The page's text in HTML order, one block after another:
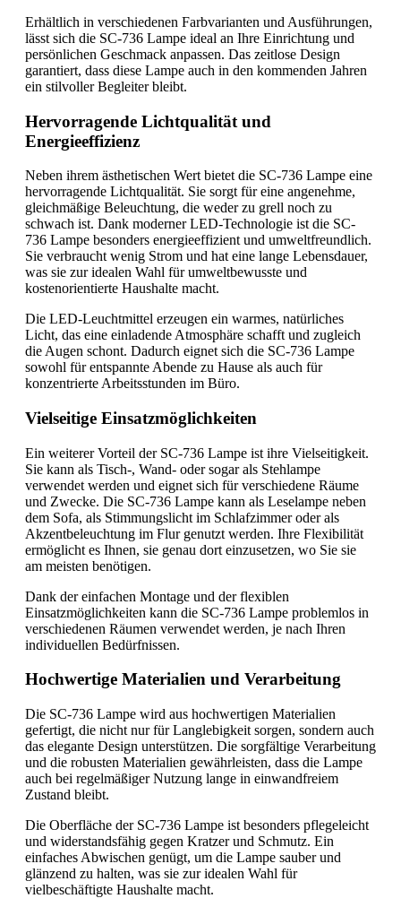
Erhältlich in verschiedenen Farbvarianten und Ausführungen,
lässt sich die SC-736 Lampe ideal an Ihre Einrichtung und
persönlichen Geschmack anpassen. Das zeitlose Design
garantiert, dass diese Lampe auch in den kommenden Jahren
ein stilvoller Begleiter bleibt.
Hervorragende Lichtqualität und
Energieeffizienz
Neben ihrem ästhetischen Wert bietet die SC-736 Lampe eine
hervorragende Lichtqualität. Sie sorgt für eine angenehme,
gleichmäßige Beleuchtung, die weder zu grell noch zu
schwach ist. Dank moderner LED-Technologie ist die SC-
736 Lampe besonders energieeffizient und umweltfreundlich.
Sie verbraucht wenig Strom und hat eine lange Lebensdauer,
was sie zur idealen Wahl für umweltbewusste und
kostenorientierte Haushalte macht.
Die LED-Leuchtmittel erzeugen ein warmes, natürliches
Licht, das eine einladende Atmosphäre schafft und zugleich
die Augen schont. Dadurch eignet sich die SC-736 Lampe
sowohl für entspannte Abende zu Hause als auch für
konzentrierte Arbeitsstunden im Büro.
Vielseitige Einsatzmöglichkeiten
Ein weiterer Vorteil der SC-736 Lampe ist ihre Vielseitigkeit.
Sie kann als Tisch-, Wand- oder sogar als Stehlampe
verwendet werden und eignet sich für verschiedene Räume
und Zwecke. Die SC-736 Lampe kann als Leselampe neben
dem Sofa, als Stimmungslicht im Schlafzimmer oder als
Akzentbeleuchtung im Flur genutzt werden. Ihre Flexibilität
ermöglicht es Ihnen, sie genau dort einzusetzen, wo Sie sie
am meisten benötigen.
Dank der einfachen Montage und der flexiblen
Einsatzmöglichkeiten kann die SC-736 Lampe problemlos in
verschiedenen Räumen verwendet werden, je nach Ihren
individuellen Bedürfnissen.
Hochwertige Materialien und Verarbeitung
Die SC-736 Lampe wird aus hochwertigen Materialien
gefertigt, die nicht nur für Langlebigkeit sorgen, sondern auch
das elegante Design unterstützen. Die sorgfältige Verarbeitung
und die robusten Materialien gewährleisten, dass die Lampe
auch bei regelmäßiger Nutzung lange in einwandfreiem
Zustand bleibt.
Die Oberfläche der SC-736 Lampe ist besonders pflegeleicht
und widerstandsfähig gegen Kratzer und Schmutz. Ein
einfaches Abwischen genügt, um die Lampe sauber und
glänzend zu halten, was sie zur idealen Wahl für
vielbeschäftigte Haushalte macht.